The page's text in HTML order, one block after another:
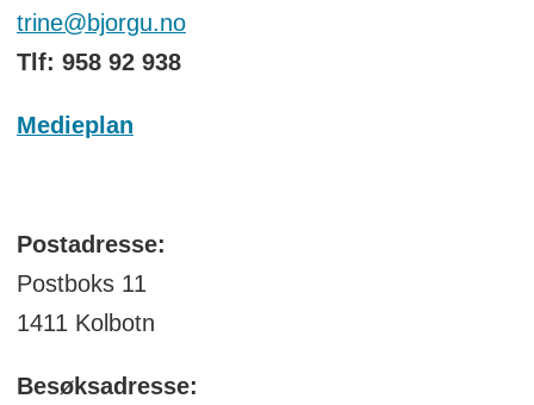
trine@bjorgu.no
Tlf: 958 92 938
Medieplan
Postadresse:
Postboks 11
1411 Kolbotn
Besøksadresse: